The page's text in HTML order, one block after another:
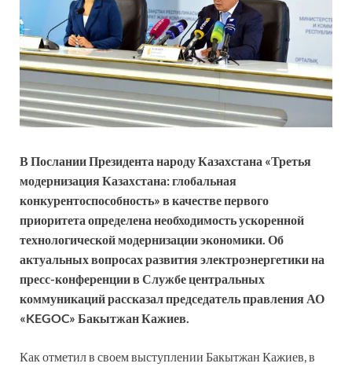
В Послании Президента народу Казахстана «Третья
модернизация Казахстана: глобальная
конкурентоспособность» в качестве первого
приоритета определена необходимость ускоренной
технологической модернизации экономики. Об
актуальных вопросах развития электроэнергетики на
пресс-конференции в Службе центральных
коммуникаций рассказал председатель правления АО
«KEGOC» Бакытжан Кажиев.
Как отметил в своем выступлении Бакытжан Кажиев, в